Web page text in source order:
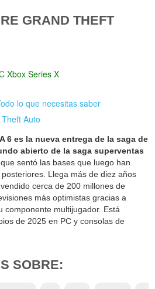
GRAND THEFT
Xbox Series X
lo que necesitas saber
Auto
6 es la nueva entrega de la saga de
abierto de la saga superventas
, que sentó las bases que luego han
Llega más de diez años
cerca de 200 millones de
más optimistas gracias a
componente multijugador. Está
de 2025 en PC y consolas de
SOBRE: